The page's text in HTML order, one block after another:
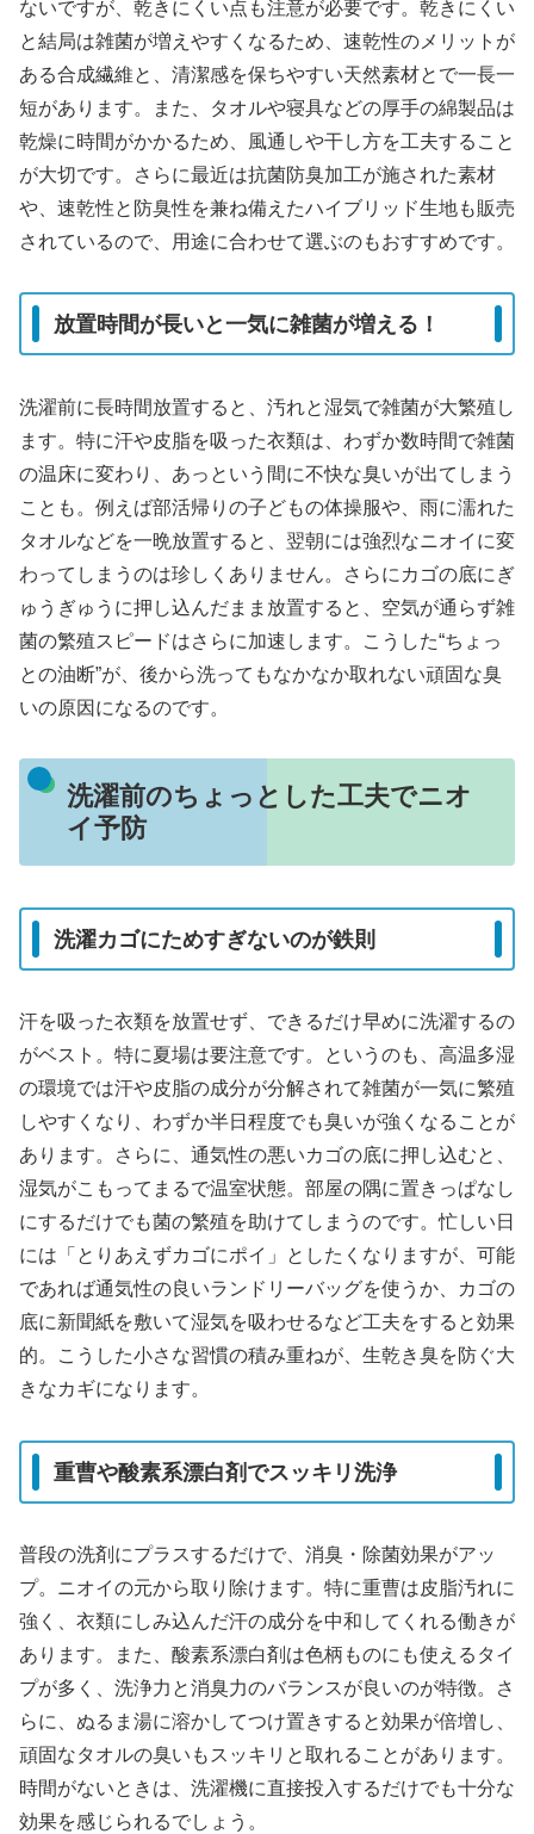
ないですが、乾きにくい点も注意が必要です。乾きにくい
と結局は雑菌が増えやすくなるため、速乾性のメリットが
ある合成繊維と、清潔感を保ちやすい天然素材とで一長一
短があります。また、タオルや寝具などの厚手の綿製品は
乾燥に時間がかかるため、風通しや干し方を工夫すること
が大切です。さらに最近は抗菌防臭加工が施された素材
や、速乾性と防臭性を兼ね備えたハイブリッド生地も販売
されているので、用途に合わせて選ぶのもおすすめです。
放置時間が長いと一気に雑菌が増える！
洗濯前に長時間放置すると、汚れと湿気で雑菌が大繁殖し
ます。特に汗や皮脂を吸った衣類は、わずか数時間で雑菌
の温床に変わり、あっという間に不快な臭いが出てしまう
ことも。例えば部活帰りの子どもの体操服や、雨に濡れた
タオルなどを一晩放置すると、翌朝には強烈なニオイに変
わってしまうのは珍しくありません。さらにカゴの底にぎ
ゅうぎゅうに押し込んだまま放置すると、空気が通らず雑
菌の繁殖スピードはさらに加速します。こうした“ちょっ
との油断”が、後から洗ってもなかなか取れない頑固な臭
いの原因になるのです。
洗濯前のちょっとした工夫でニオ
イ予防
洗濯カゴにためすぎないのが鉄則
汗を吸った衣類を放置せず、できるだけ早めに洗濯するの
がベスト。特に夏場は要注意です。というのも、高温多湿
の環境では汗や皮脂の成分が分解されて雑菌が一気に繁殖
しやすくなり、わずか半日程度でも臭いが強くなることが
あります。さらに、通気性の悪いカゴの底に押し込むと、
湿気がこもってまるで温室状態。部屋の隅に置きっぱなし
にするだけでも菌の繁殖を助けてしまうのです。忙しい日
には「とりあえずカゴにポイ」としたくなりますが、可能
であれば通気性の良いランドリーバッグを使うか、カゴの
底に新聞紙を敷いて湿気を吸わせるなど工夫をすると効果
的。こうした小さな習慣の積み重ねが、生乾き臭を防ぐ大
きなカギになります。
重曹や酸素系漂白剤でスッキリ洗浄
普段の洗剤にプラスするだけで、消臭・除菌効果がアッ
プ。ニオイの元から取り除けます。特に重曹は皮脂汚れに
強く、衣類にしみ込んだ汗の成分を中和してくれる働きが
あります。また、酸素系漂白剤は色柄ものにも使えるタイ
プが多く、洗浄力と消臭力のバランスが良いのが特徴。さ
らに、ぬるま湯に溶かしてつけ置きすると効果が倍増し、
頑固なタオルの臭いもスッキリと取れることがあります。
時間がないときは、洗濯機に直接投入するだけでも十分な
効果を感じられるでしょう。